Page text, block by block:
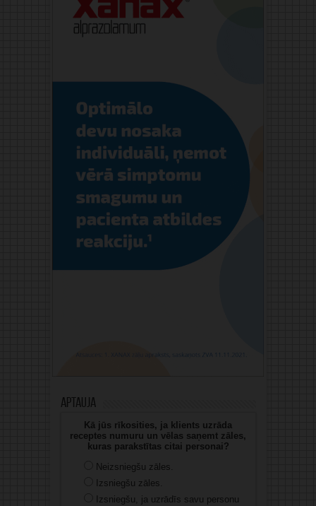
Aptauja
Kā jūs rīkosities, ja klients uzrāda
receptes numuru un vēlas saņemt zāles,
kuras parakstītas citai personai?
Neizsniegšu zāles.
Izsniegšu zāles.
Izsniegšu, ja uzrādīs savu personu